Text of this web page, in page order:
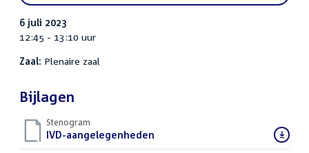
6 juli 2023
12:45 - 13:10 uur
Zaal: Plenaire zaal
Bijlagen
Stenogram
Download
bestand:
IVD-aangelegenheden